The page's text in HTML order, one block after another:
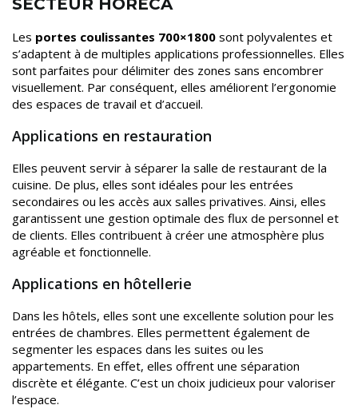
SECTEUR HORECA
Les portes coulissantes 700×1800 sont polyvalentes et
s’adaptent à de multiples applications professionnelles. Elles
sont parfaites pour délimiter des zones sans encombrer
visuellement. Par conséquent, elles améliorent l’ergonomie
des espaces de travail et d’accueil.
Applications en restauration
Elles peuvent servir à séparer la salle de restaurant de la
cuisine. De plus, elles sont idéales pour les entrées
secondaires ou les accès aux salles privatives. Ainsi, elles
garantissent une gestion optimale des flux de personnel et
de clients. Elles contribuent à créer une atmosphère plus
agréable et fonctionnelle.
Applications en hôtellerie
Dans les hôtels, elles sont une excellente solution pour les
entrées de chambres. Elles permettent également de
segmenter les espaces dans les suites ou les
appartements. En effet, elles offrent une séparation
discrète et élégante. C’est un choix judicieux pour valoriser
l’espace.